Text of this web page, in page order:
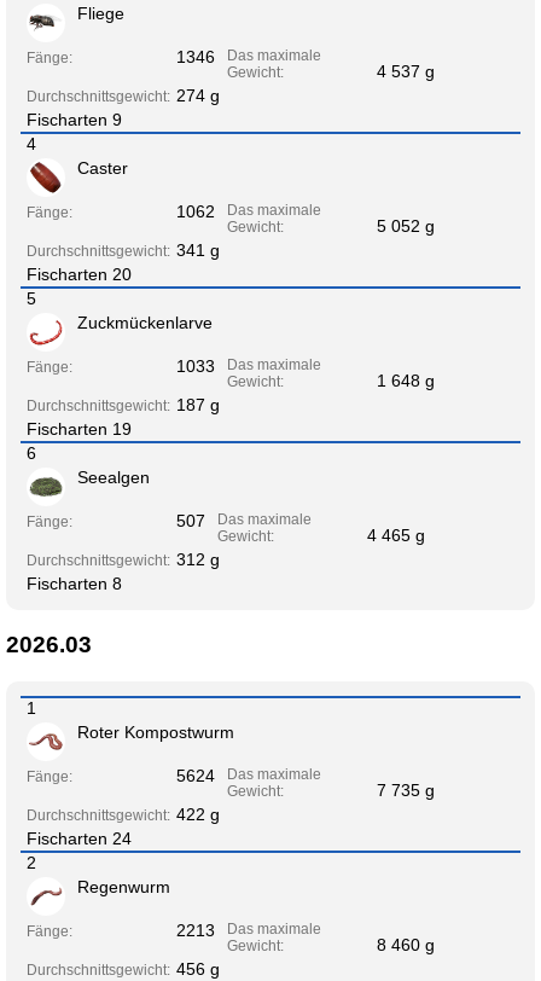
Fliege
Fänge: 1346
Das maximale
Gewicht:
4 537 g
Durchschnittsgewicht: 274 g
Fischarten 9
4
Caster
Fänge: 1062
Das maximale
Gewicht:
5 052 g
Durchschnittsgewicht: 341 g
Fischarten 20
5
Zuckmückenlarve
Fänge: 1033
Das maximale
Gewicht:
1 648 g
Durchschnittsgewicht: 187 g
Fischarten 19
6
Seealgen
Fänge: 507
Das maximale
Gewicht:
4 465 g
Durchschnittsgewicht: 312 g
Fischarten 8
2026.03
1
Roter Kompostwurm
Fänge: 5624
Das maximale
Gewicht:
7 735 g
Durchschnittsgewicht: 422 g
Fischarten 24
2
Regenwurm
Fänge: 2213
Das maximale
Gewicht:
8 460 g
Durchschnittsgewicht: 456 g